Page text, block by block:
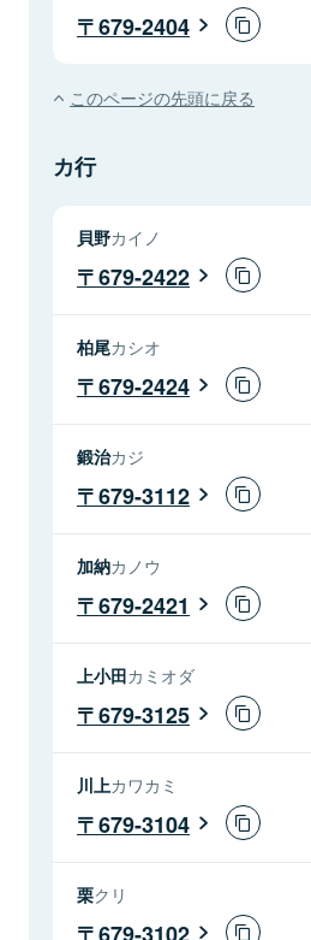
679-2404
このページの先頭に戻る
カ行
貝野カイノ
679-2422
柏尾カシオ
679-2424
鍛治カジ
679-3112
加納カノウ
679-2421
上小田カミオダ
679-3125
川上カワカミ
679-3104
栗クリ
679-3102